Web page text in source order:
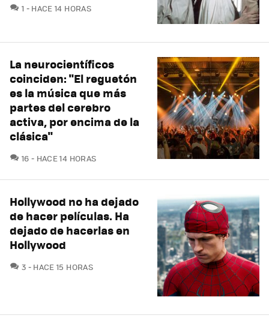
1 COMENTARIOS
HACE 14 HORAS
La neurocientíficos
coinciden: "El reguetón
es la música que más
partes del cerebro
activa, por encima de la
clásica"
16 COMENTARIOS
HACE 14 HORAS
Hollywood no ha dejado
de hacer películas. Ha
dejado de hacerlas en
Hollywood
3 COMENTARIOS
HACE 15 HORAS